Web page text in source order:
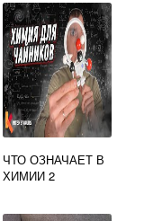
ЧТО ОЗНАЧАЕТ В
ХИМИИ 2